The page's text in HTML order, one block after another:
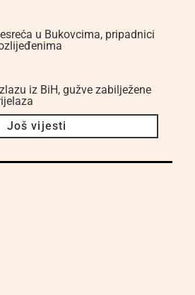
u Bukovcima, pripadnici
iz BiH, gužve zabilježene
Još vijesti